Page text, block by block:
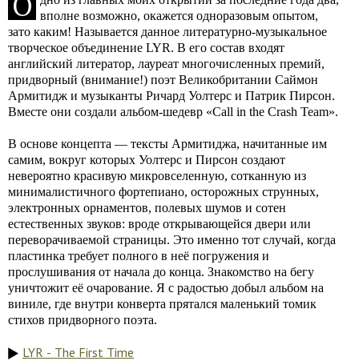
вполне возможно, окажется одноразовым опытом,
зато каким! Называется данное литературно-музыкальное
творческое объединение LYR. В его состав входят
английский литератор, лауреат многочисленных премий,
придворный (внимание!) поэт Великобритании Саймон
Армитидж и музыканты Ричард Уолтерс и Патрик Пирсон.
Вместе они создали альбом-шедевр «Call in the Crash Team».
В основе концепта — тексты Армитиджа, начитанные им
самим, вокруг которых Уолтерс и Пирсон создают
невероятно красивую микровселенную, сотканную из
минималистичного фортепиано, осторожных струнных,
электронных орнаментов, полевых шумов и сотен
естественных звуков: вроде открывающейся двери или
переворачиваемой страницы. Это именно тот случай, когда
пластинка требует полного в неё погружения и
прослушивания от начала до конца. Знакомство на бегу
уничтожит её очарование. Я с радостью добыл альбом на
виниле, где внутри конверта прятался маленький томик
стихов придворного поэта.
LYR - The First Time